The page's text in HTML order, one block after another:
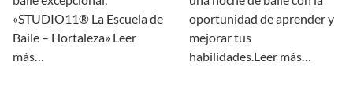
«STUDIO11® La Escuela de
Baile – Hortaleza» Leer
más…
oportunidad de aprender y
mejorar tus
habilidades.Leer más…